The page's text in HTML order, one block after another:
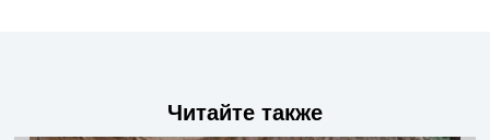
Читайте также